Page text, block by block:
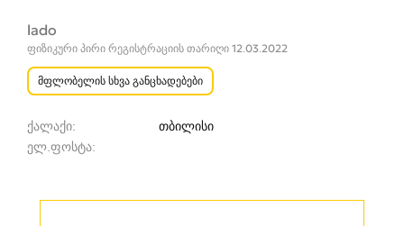
lado
ფიზიკური პირი რეგისტრაციის თარიღი 12.03.2022
მფლობელის სხვა განცხადებები
ქალაქი
თბილისი
ელ.ფოსტა